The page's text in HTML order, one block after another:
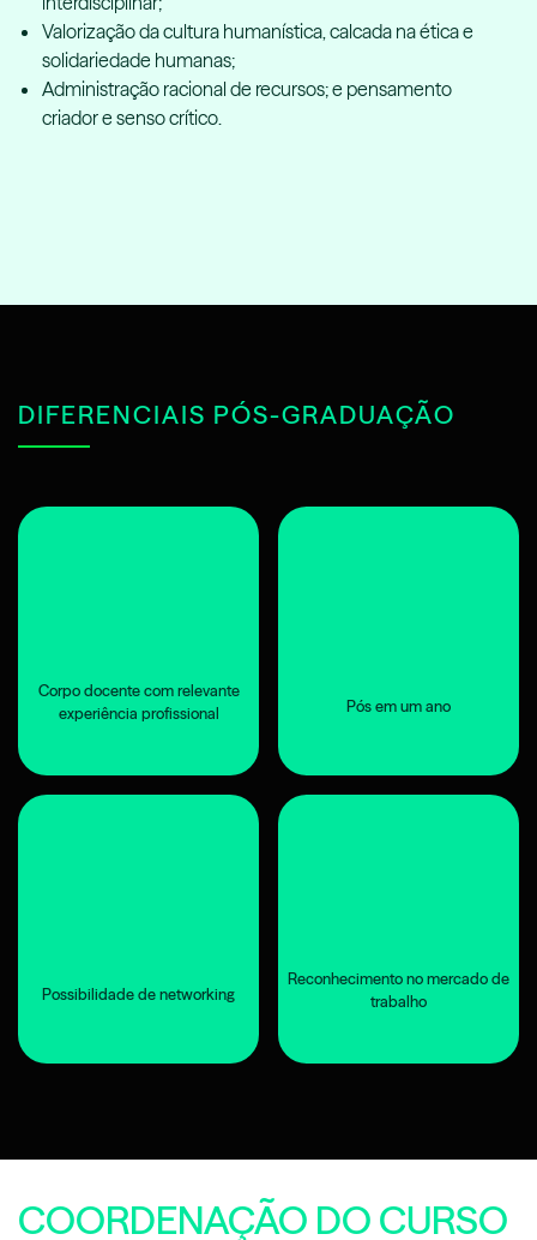
Valorização da cultura humanística, calcada na ética e
solidariedade humanas;
Administração racional de recursos; e pensamento
criador e senso crítico.
DIFERENCIAIS PÓS-GRADUAÇÃO
Corpo docente com relevante
experiência profissional
Pós em um ano
Possibilidade de networking
Reconhecimento no mercado de
trabalho
COORDENAÇÃO DO CURSO